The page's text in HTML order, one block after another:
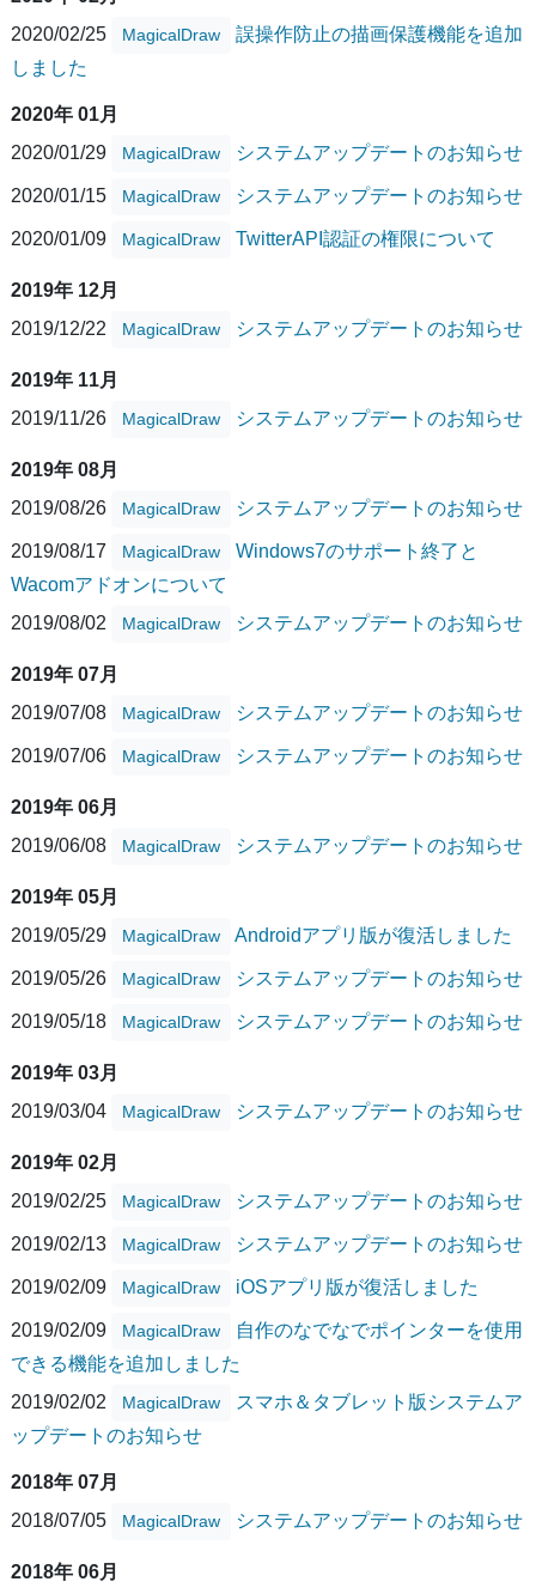
2020/02/25
MagicalDraw
誤操作防止の描画保護機能を追加
しました
2020年 01月
2020/01/29
MagicalDraw システムアップデートのお知らせ
2020/01/15 MagicalDraw システムアップデートのお知らせ
2020/01/09 MagicalDraw TwitterAPI認証の権限について
2019年 12月
2019/12/22
MagicalDraw システムアップデートのお知らせ
2019年 11月
2019/11/26
MagicalDraw システムアップデートのお知らせ
2019年 08月
2019/08/26
MagicalDraw システムアップデートのお知らせ
2019/08/17 MagicalDraw
Windows7のサポート終了と
Wacomアドオンについて
2019/08/02
MagicalDraw システムアップデートのお知らせ
2019年 07月
2019/07/08
MagicalDraw システムアップデートのお知らせ
2019/07/06 MagicalDraw システムアップデートのお知らせ
2019年 06月
2019/06/08
MagicalDraw システムアップデートのお知らせ
2019年 05月
2019/05/29
MagicalDraw Androidアプリ版が復活しました
2019/05/26 MagicalDraw システムアップデートのお知らせ
2019/05/18 MagicalDraw システムアップデートのお知らせ
2019年 03月
2019/03/04
MagicalDraw システムアップデートのお知らせ
2019年 02月
2019/02/25
MagicalDraw システムアップデートのお知らせ
2019/02/13 MagicalDraw システムアップデートのお知らせ
2019/02/09 MagicalDraw iOSアプリ版が復活しました
2019/02/09 MagicalDraw
自作のなでなでポインターを使用
できる機能を追加しました
2019/02/02
MagicalDraw
スマホ＆タブレット版システムア
ップデートのお知らせ
2018年 07月
2018/07/05
MagicalDraw システムアップデートのお知らせ
2018年 06月